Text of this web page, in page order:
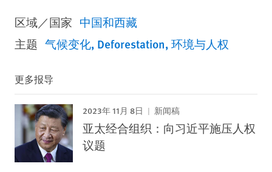
区域／国家 中国和西藏
主题 气候变化 Deforestation 环境与人权
更多报导
2023年 11月 8日 新闻稿
亚太经合组织：向习近平施压人权
议题